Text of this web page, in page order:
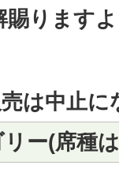
賜ります
は中止に
リー(席種